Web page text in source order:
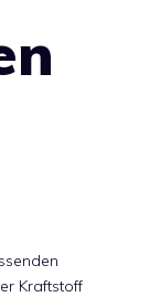
Kraftstoff